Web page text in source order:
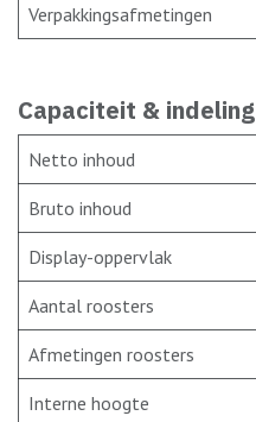
Verpakkingsafmetingen
Capaciteit & indeling
Netto inhoud
Bruto inhoud
Display-oppervlak
Aantal roosters
Afmetingen roosters
Interne hoogte